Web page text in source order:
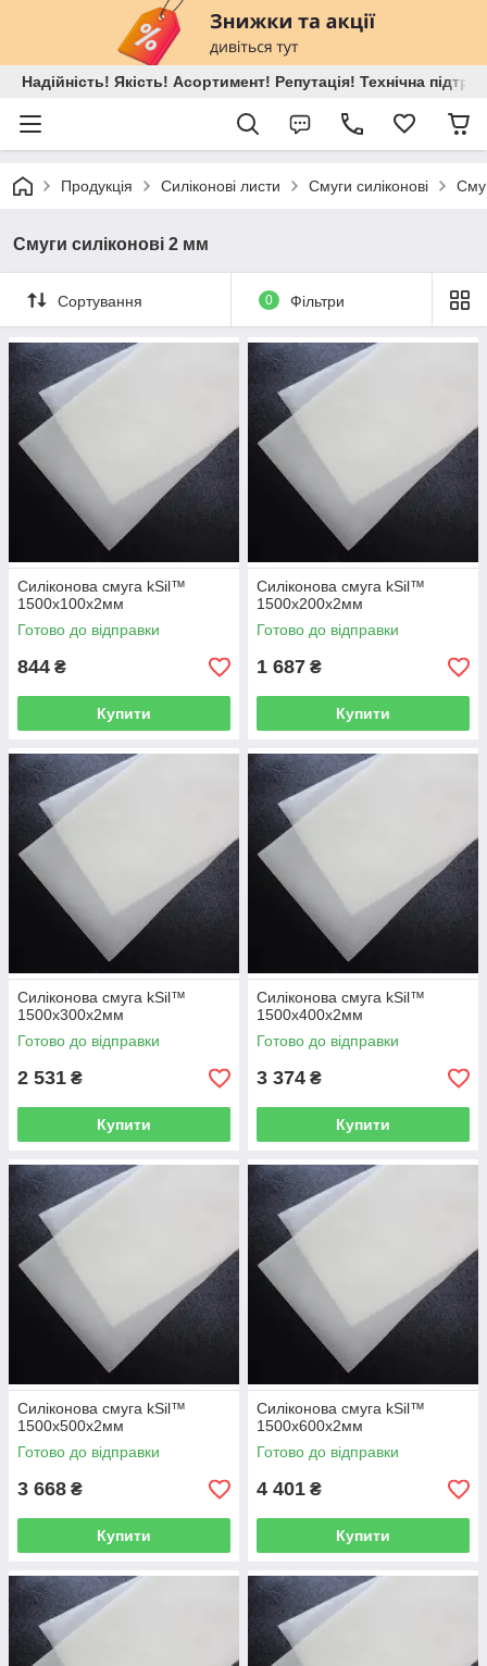
Надійність! Якість! Асортимент! Репутація! Технічна
Продукція Силіконові листи Смуги силіконові
Смуги силіконові 2 мм
Сортування 0 Фільтри
Силіконова смуга kSil™
1500х100х2мм
Готово до відправки
844 ₴
Купити
Силіконова смуга kSil™
1500х200х2мм
Готово до відправки
1 687 ₴
Купити
Силіконова смуга kSil™
1500х300х2мм
Готово до відправки
2 531 ₴
Купити
Силіконова смуга kSil™
1500х400х2мм
Готово до відправки
3 374 ₴
Купити
Силіконова смуга kSil™
1500х500х2мм
Готово до відправки
3 668 ₴
Купити
Силіконова смуга kSil™
1500х600х2мм
Готово до відправки
4 401 ₴
Купити